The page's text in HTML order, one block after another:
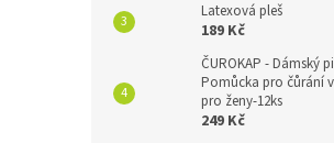
Latexová pleš
189 Kč
ČUROKAP - Dámský
Pomůcka pro čůrání
pro ženy-12ks
249 Kč